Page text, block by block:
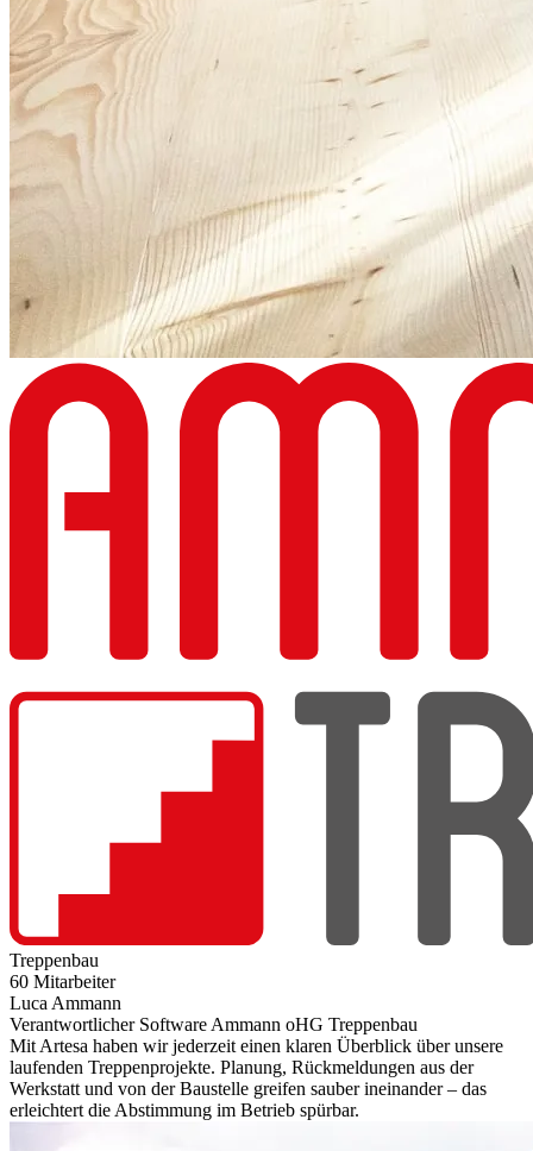
Treppenbau
60 Mitarbeiter
Luca Ammann
Verantwortlicher Software Ammann oHG Treppenbau
Mit Artesa haben wir jederzeit einen klaren Überblick über unsere
laufenden Treppenprojekte. Planung, Rückmeldungen aus der
Werkstatt und von der Baustelle greifen sauber ineinander – das
erleichtert die Abstimmung im Betrieb spürbar.